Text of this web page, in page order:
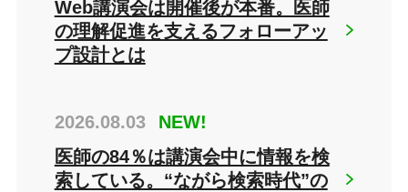
Web講演会は開催後が本番。医師
の理解促進を支えるフォローアッ
プ設計とは
2026.08.03
NEW!
医師の84％は講演会中に情報を検
索している。“ながら検索時代”の